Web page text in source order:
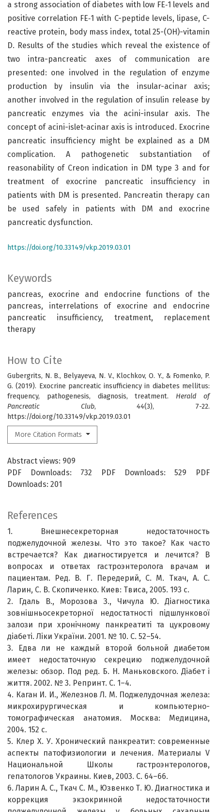
Keywords
pancreas, exocrine and endocrine functions of the
pancreas, interrelations of exocrine and endocrine
pancreatic insufficiency, treatment, replacement
therapy
How to Cite
Gubergrits, N. B., Belyayeva, N. V., Klochkov, O. Y., & Fomenko, P.
G. (2019). Exocrine pancreatic insufficiency in diabetes mellitus:
frequency, pathogenesis, diagnosis, treatment. Herald of
Pancreatic Club,44(3), 7-22.
https://doi.org/10.33149/vkp.2019.03.01
More Citation Formats
Abstract views: 909
PDF Downloads: 732 PDF Downloads: 529 PDF
Downloads: 201
a strong association of diabetes with low FE‑1 levels and
positive correlation FE‑1 with C-peptide levels, lipase, C-
reactive protein, body mass index, total 25-(OH)-vitamin
D. Results of the studies which reveal the existence of
two intra-pancreatic axes of communication are
presented: one involved in the regulation of enzyme
production by insulin via the insular-acinar axis;
another involved in the regulation of insulin release by
pancreatic enzymes via the acini-insular axis. The
concept of acini-islet-acinar axis is introduced. Exocrine
pancreatic insufficiency might be explained as a DM
complication. A pathogenetic substantiation of
reasonability of Creon indication in DM type 3 and for
treatment of exocrine pancreatic insufficiency in
patients with DM is presented. Pancreatin therapy can
be used safely in patients with DM and exocrine
pancreatic dysfunction.
https://doi.org/10.33149/vkp.2019.03.01
References
1. Внешнесекреторная недостаточность
поджелудочной железы. Что это такое? Как часто
встречается? Как диагностируется и лечится? В
вопросах и ответах гастроэнтеролога врачам и
пациентам. Ред. В. Г. Передерий, С. М. Ткач, А. С.
Ларин, С. В. Скопиченко. Киев: Твиса, 2005. 193 с.
2. Гдаль В., Морозова З., Чичула Ю. Діагностика
зовнішньосекреторної недостатності підшлункової
залози при хронічному панкреатиті та цукровому
діабеті. Ліки України. 2001. № 10. С. 52–54.
3. Едва ли не каждый второй больной диабетом
имеет недостаточную секрецию поджелудочной
железы: обзор. Под ред. Б. Н. Маньковского. Діабет і
життя. 2002. № 3. Репринт. С. 1–4.
4. Каган И. И., Железнов Л. М. Поджелудочная железа:
микрохирургическая и компьютерно-
томографическая анатомия. Москва: Медицина,
2004. 152 с.
5. Клер Х. У. Хронический панкреатит: современные
аспекты патофизиологии и лечения. Материалы V
Национальной Школы гастроэнтерологов,
гепатологов Украины. Киев, 2003. С. 64–66.
6. Ларин А. С., Ткач С. М., Юзвенко Т. Ю. Диагностика и
коррекция экзокринной недостаточности